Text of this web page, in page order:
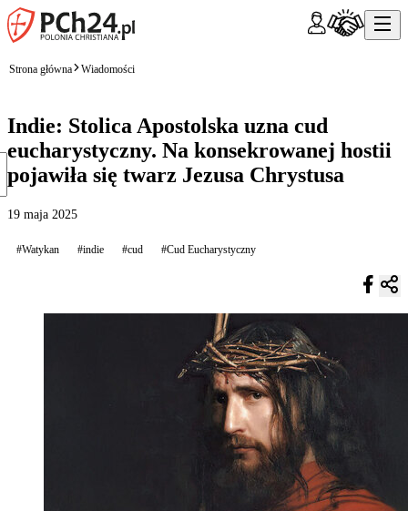
Strona główna Wiadomości
Indie: Stolica Apostolska uzna cud
eucharystyczny. Na konsekrowanej hostii
pojawiła się twarz Jezusa Chrystusa
19 maja 2025
#Watykan #indie #cud #Cud Eucharystyczny